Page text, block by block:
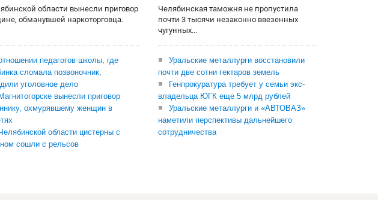
области вынесли приговор
обманувшей наркоторговца.
педагогов школы, где
сломала позвоночник,
уголовное дело
вынесли приговор
охмурявшему женщин в
области цистерны с
сошли с рельсов
Челябинская таможня не пропустила
почти 3 тысячи незаконно ввезенных
чугунных...
Уральские металлурги восстановили
почти две сотни гектаров земель
Генпрокуратура требует у семьи экс-
владельца ЮГК еще 5 млрд рублей
Уральские металлурги и «АВТОВАЗ»
наметили перспективы дальнейшего
сотрудничества